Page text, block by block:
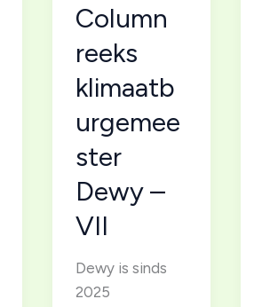
Column
reeks
klimaatb
urgemee
ster
Dewy –
VII
Dewy is sinds
2025